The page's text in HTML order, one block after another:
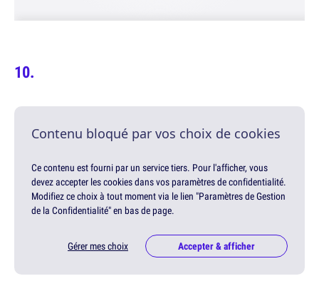
Contenu bloqué par vos choix de cookies
Ce contenu est fourni par un service tiers. Pour l'afficher, vous
devez accepter les cookies dans vos paramètres de confidentialité.
Modifiez ce choix à tout moment via le lien "Paramètres de Gestion
de la Confidentialité" en bas de page.
Gérer mes choix Accepter & afficher